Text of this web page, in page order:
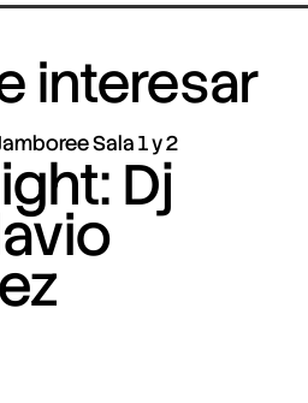
interesar
Sala 1 y 2
Dj